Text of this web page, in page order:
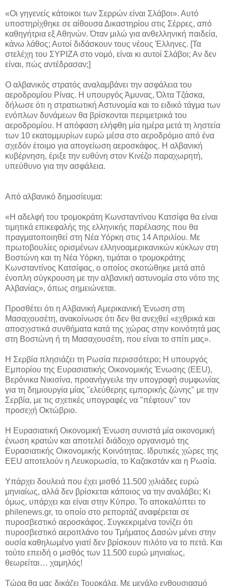
«Οι γηγενείς κάτοικοι των Σερρών είναι Σλάβοι». Αυτό
υποστηρίχθηκε σε αίθουσα Δικαστηρίου στις Σέρρες, από
καθηγήτρια εξ Αθηνών. Όταν μιλώ για ανθελληνική παιδεία,
κάνω λάθος; Αυτοί διδάσκουν τους νέους Έλληνες. [Τα
στελέχη του ΣΥΡΙΖΑ στο νομό, είναι κι αυτοί Σλάβοι; Αν δεν
είναι, πώς αντέδρασαν;]
Ο αλβανικός στρατός αναλαμβάνει την ασφάλεια του
αεροδρομίου Ρίνας. Η υπουργός Άμυνας, Όλτα Τζάσκα,
δήλωσε ότι η στρατιωτική Αστυνομία και το ειδικό τάγμα των
ενόπλων δυνάμεων θα βρίσκονται περιμετρικά του
αεροδρομίου. Η απόφαση ελήφθη μία ημέρα μετά τη ληστεία
των 10 εκατομμυρίων ευρώ μέσα στο αεροδρόμιο από ένα
σχεδόν έτοιμο για απογείωση αεροσκάφος. Η αλβανική
κυβέρνηση, έριξε την ευθύνη στον Κινέζο παραχωρητή,
υπεύθυνο για την ασφάλεια.
Από αλβανικό δημοσίευμα:
«Η αδελφή του τρομοκράτη Κωνσταντίνου Κατσίφα θα είναι
τιμητικά επικεφαλής της ελληνικής παρέλασης που θα
πραγματοποιηθεί στη Νέα Υόρκη στις 14 Απριλίου. Με
πρωτοβουλίες ορισμένων ελληνοαμερικανικών κύκλων στη
Βοστώνη και τη Νέα Υόρκη, τιμάται ο τρομοκράτης
Κωνσταντίνος Κατσίφας, ο οποίος σκοτώθηκε μετά από
ένοπλη σύγκρουση με την αλβανική αστυνομία στο νότο της
Αλβανίας», όπως σημειώνεται.
Προσθέτει ότι η Αλβανική Αμερικανική Ένωση στη
Μασαχουσέτη, ανακοίνωσε ότι δεν θα ανεχθεί «εχθρικά και
αποσχιστικά συνθήματα κατά της χώρας στην κοινότητά μας
στη Βοστώνη ή τη Μασαχουσέτη, που είναι το σπίτι μας».
H Σερβία πλησιάζει τη Ρωσία περισσότερο; Η υπουργός
Εμπορίου της Ευρασιατικής Οικονομικής Ένωσης (EEU),
Βερόνικα Νικισίνα, προανήγγειλε την υπογραφή συμφωνίας
για τη δημιουργία μίας "ελεύθερης εμπορικής ζώνης" με την
Σερβία, με τις σχετικές υπογραφές να "πέφτουν" τον
προσεχή Οκτώβριο.
Η Ευρασιατική Οικονομική Ένωση συνιστά μία οικονομική
ένωση κρατών και αποτελεί διάδοχο οργανισμό της
Ευρασιατικής Οικονομικής Κοινότητας. Ιδρυτικές χώρες της
EEU αποτελούν η Λευκορωσία, το Καζακστάν και η Ρωσία.
Υπάρχει δουλειά που έχει μισθό 11.500 χιλιάδες ευρώ
μηνιαίως, αλλά δεν βρίσκεται κάποιος να την αναλάβει; Κι
όμως, υπάρχει και είναι στην Κύπρο. Το αποκαλύπτει το
philenews.gr, το οποίο στο ρεπορτάζ αναφέρεται σε
πυροσβεστικό αεροσκάφος. Συγκεκριμένα τονίζει ότι
πυροσβεστικό αεροπλάνο του Τμήματος Δασών μένει στην
ουσία καθηλωμένο γιατί δεν βρίσκουν πιλότο να το πετά. Και
τούτο επειδή ο μισθός των 11.500 ευρώ μηνιαίως,
θεωρείται… χαμηλός!
Τώρα θα μας δικάζει Τουρκάλα. Με μεγάλο ενθουσιασμό